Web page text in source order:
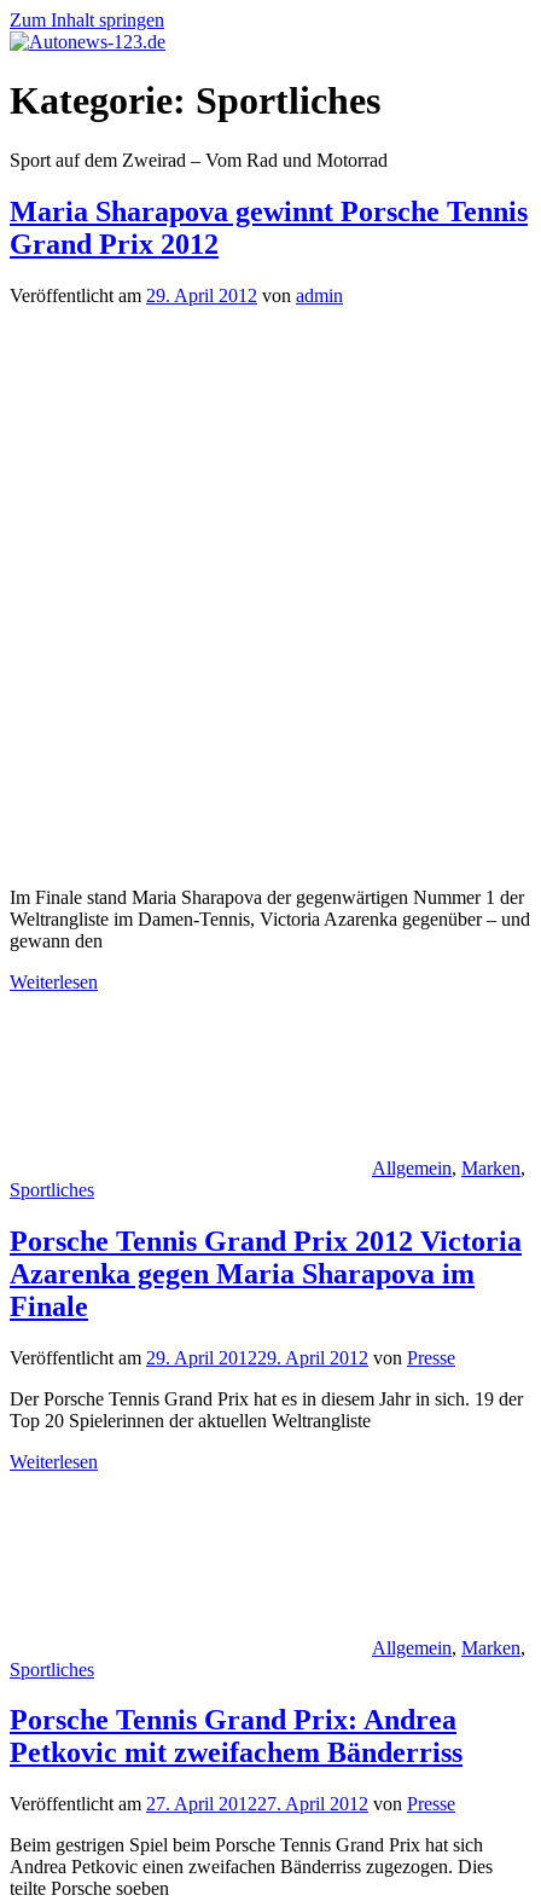
Zum Inhalt springen
123.de
mit
Kategorie: Sportliches
Sport auf dem Zweirad – Vom Rad und Motorrad
Maria Sharapova gewinnt Porsche Tennis
Grand Prix 2012
Veröffentlicht am 29. April 2012 von admin
Im Finale stand Maria Sharapova der gegenwärtigen Nummer 1 der
Weltrangliste im Damen-Tennis, Victoria Azarenka gegenüber – und
gewann den
Weiterlesen
Allgemein, Marken,
Sportliches
Porsche Tennis Grand Prix 2012 Victoria
Azarenka gegen Maria Sharapova im
Finale
Veröffentlicht am 29. April 201229. April 2012 von Presse
Der Porsche Tennis Grand Prix hat es in diesem Jahr in sich. 19 der
Top 20 Spielerinnen der aktuellen Weltrangliste
Weiterlesen
Allgemein, Marken,
Sportliches
Porsche Tennis Grand Prix: Andrea
Petkovic mit zweifachem Bänderriss
Veröffentlicht am 27. April 201227. April 2012 von Presse
Beim gestrigen Spiel beim Porsche Tennis Grand Prix hat sich
Andrea Petkovic einen zweifachen Bänderriss zugezogen. Dies
teilte Porsche soeben